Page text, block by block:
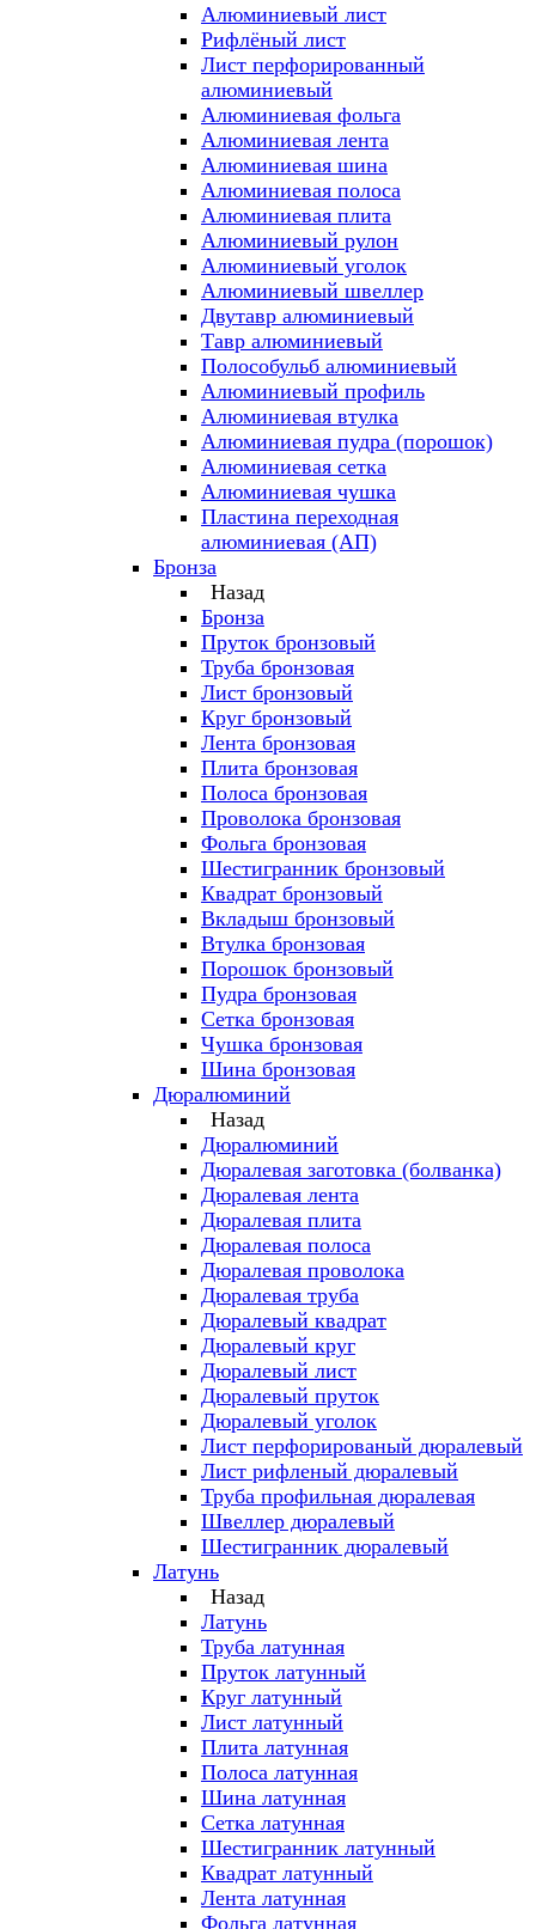
Алюминиевый лист
Рифлёный лист
Лист перфорированный
алюминиевый
Алюминиевая фольга
Алюминиевая лента
Алюминиевая шина
Алюминиевая полоса
Алюминиевая плита
Алюминиевый рулон
Алюминиевый уголок
Алюминиевый швеллер
Двутавр алюминиевый
Тавр алюминиевый
Полособульб алюминиевый
Алюминиевый профиль
Алюминиевая втулка
Алюминиевая пудра (порошок)
Алюминиевая сетка
Алюминиевая чушка
Пластина переходная
алюминиевая (АП)
Бронза
Назад
Бронза
Пруток бронзовый
Труба бронзовая
Лист бронзовый
Круг бронзовый
Лента бронзовая
Плита бронзовая
Полоса бронзовая
Проволока бронзовая
Фольга бронзовая
Шестигранник бронзовый
Квадрат бронзовый
Вкладыш бронзовый
Втулка бронзовая
Порошок бронзовый
Пудра бронзовая
Сетка бронзовая
Чушка бронзовая
Шина бронзовая
Дюралюминий
Назад
Дюралюминий
Дюралевая заготовка (болванка)
Дюралевая лента
Дюралевая плита
Дюралевая полоса
Дюралевая проволока
Дюралевая труба
Дюралевый квадрат
Дюралевый круг
Дюралевый лист
Дюралевый пруток
Дюралевый уголок
Лист перфорированый дюралевый
Лист рифленый дюралевый
Труба профильная дюралевая
Швеллер дюралевый
Шестигранник дюралевый
Латунь
Назад
Латунь
Труба латунная
Пруток латунный
Круг латунный
Лист латунный
Плита латунная
Полоса латунная
Шина латунная
Сетка латунная
Шестигранник латунный
Квадрат латунный
Лента латунная
Фольга латунная